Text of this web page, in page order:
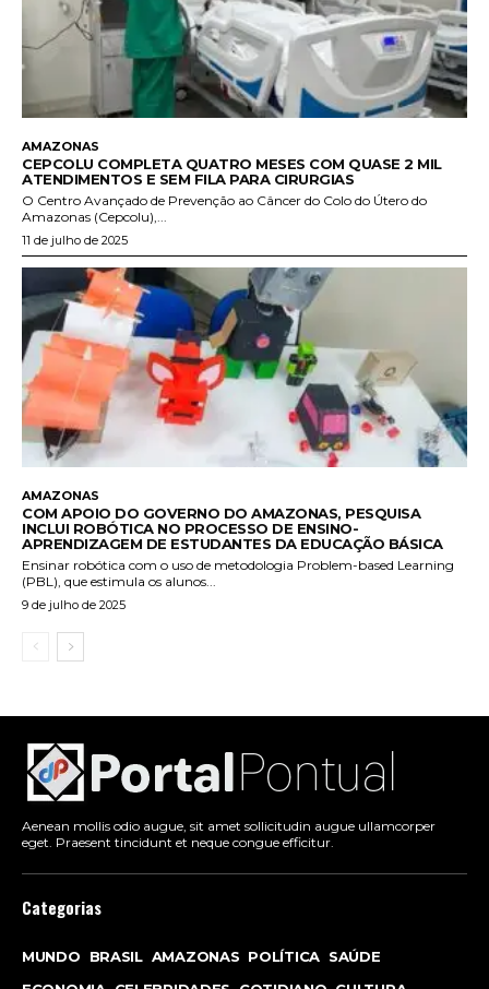
AMAZONAS
CEPCOLU COMPLETA QUATRO MESES COM QUASE 2 MIL
ATENDIMENTOS E SEM FILA PARA CIRURGIAS
O Centro Avançado de Prevenção ao Câncer do Colo do Útero do
Amazonas (Cepcolu),...
11 de julho de 2025
AMAZONAS
COM APOIO DO GOVERNO DO AMAZONAS, PESQUISA
INCLUI ROBÓTICA NO PROCESSO DE ENSINO-
APRENDIZAGEM DE ESTUDANTES DA EDUCAÇÃO BÁSICA
Ensinar robótica com o uso de metodologia Problem-based Learning
(PBL), que estimula os alunos...
9 de julho de 2025
Aenean mollis odio augue, sit amet sollicitudin augue ullamcorper
eget. Praesent tincidunt et neque congue efficitur.
Categorias
MUNDO BRASIL AMAZONAS POLÍTICA SAÚDE